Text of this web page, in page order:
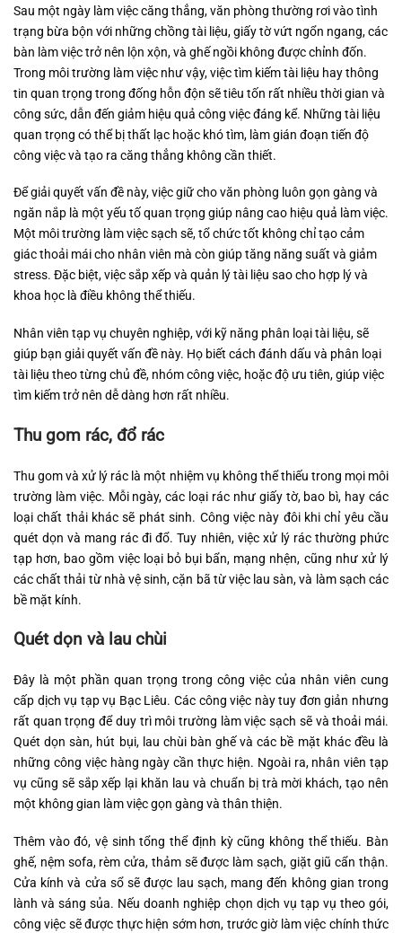
Sau một ngày làm việc căng thẳng, văn phòng thường rơi vào tình
trạng bừa bộn với những chồng tài liệu, giấy tờ vứt ngổn ngang, các
bàn làm việc trở nên lộn xộn, và ghế ngồi không được chỉnh đốn.
Trong môi trường làm việc như vậy, việc tìm kiếm tài liệu hay thông
tin quan trọng trong đống hỗn độn sẽ tiêu tốn rất nhiều thời gian và
công sức, dẫn đến giảm hiệu quả công việc đáng kể. Những tài liệu
quan trọng có thể bị thất lạc hoặc khó tìm, làm gián đoạn tiến độ
công việc và tạo ra căng thẳng không cần thiết.
Để giải quyết vấn đề này, việc giữ cho văn phòng luôn gọn gàng và
ngăn nắp là một yếu tố quan trọng giúp nâng cao hiệu quả làm việc.
Một môi trường làm việc sạch sẽ, tổ chức tốt không chỉ tạo cảm
giác thoải mái cho nhân viên mà còn giúp tăng năng suất và giảm
stress. Đặc biệt, việc sắp xếp và quản lý tài liệu sao cho hợp lý và
khoa học là điều không thể thiếu.
Nhân viên tạp vụ chuyên nghiệp, với kỹ năng phân loại tài liệu, sẽ
giúp bạn giải quyết vấn đề này. Họ biết cách đánh dấu và phân loại
tài liệu theo từng chủ đề, nhóm công việc, hoặc độ ưu tiên, giúp việc
tìm kiếm trở nên dễ dàng hơn rất nhiều.
Thu gom rác, đổ rác
Thu gom và xử lý rác là một nhiệm vụ không thể thiếu trong mọi môi
trường làm việc. Mỗi ngày, các loại rác như giấy tờ, bao bì, hay các
loại chất thải khác sẽ phát sinh. Công việc này đôi khi chỉ yêu cầu
quét dọn và mang rác đi đổ. Tuy nhiên, việc xử lý rác thường phức
tạp hơn, bao gồm việc loại bỏ bụi bẩn, mạng nhện, cũng như xử lý
các chất thải từ nhà vệ sinh, cặn bã từ việc lau sàn, và làm sạch các
bề mặt kính.
Quét dọn và lau chùi
Đây là một phần quan trọng trong công việc của nhân viên cung
cấp dịch vụ tạp vụ Bạc Liêu. Các công việc này tuy đơn giản nhưng
rất quan trọng để duy trì môi trường làm việc sạch sẽ và thoải mái.
Quét dọn sàn, hút bụi, lau chùi bàn ghế và các bề mặt khác đều là
những công việc hàng ngày cần thực hiện. Ngoài ra, nhân viên tạp
vụ cũng sẽ sắp xếp lại khăn lau và chuẩn bị trà mời khách, tạo nên
một không gian làm việc gọn gàng và thân thiện.
Thêm vào đó, vệ sinh tổng thể định kỳ cũng không thể thiếu. Bàn
ghế, nệm sofa, rèm cửa, thảm sẽ được làm sạch, giặt giũ cẩn thận.
Cửa kính và cửa sổ sẽ được lau sạch, mang đến không gian trong
lành và sáng sủa. Nếu doanh nghiệp chọn dịch vụ tạp vụ theo gói,
công việc sẽ được thực hiện sớm hơn, trước giờ làm việc chính thức